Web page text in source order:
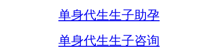
单身代生生子助孕
单身代生生子咨询